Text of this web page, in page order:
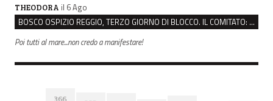
THEODORA il 6 Ago
BOSCO OSPIZIO REGGIO, TERZO GIORNO DI BLOCCO. IL COMITATO: “PRESIDIO FINO A VENERDÌ”
Poi tutti al mare...non credo a manifestare!